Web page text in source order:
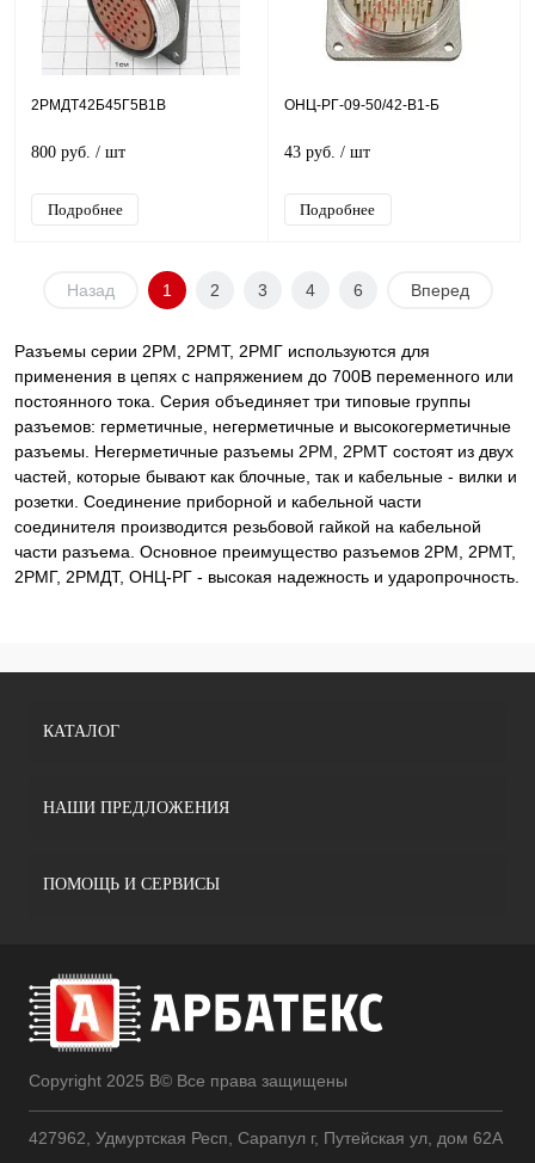
2РМДТ42Б45Г5В1В
800 руб. / шт
Подробнее
ОНЦ-РГ-09-50/42-В1-Б
43 руб. / шт
Подробнее
Назад 1 2 3 4 6 Вперед
Разъемы серии 2РМ, 2РМТ, 2РМГ используются для
применения в цепях с напряжением до 700В переменного или
постоянного тока. Серия объединяет три типовые группы
разъемов: герметичные, негерметичные и высокогерметичные
разъемы. Негерметичные разъемы 2РМ, 2РМТ состоят из двух
частей, которые бывают как блочные, так и кабельные - вилки и
розетки. Соединение приборной и кабельной части
соединителя производится резьбовой гайкой на кабельной
части разъема. Основное преимущество разъемов 2РМ, 2РМТ,
2РМГ, 2РМДТ, ОНЦ-РГ - высокая надежность и ударопрочность.
КАТАЛОГ
НАШИ ПРЕДЛОЖЕНИЯ
ПОМОЩЬ И СЕРВИСЫ
Copyright 2025 В© Все права защищены
427962, Удмуртская Респ, Сарапул г, Путейская ул, дом 62А